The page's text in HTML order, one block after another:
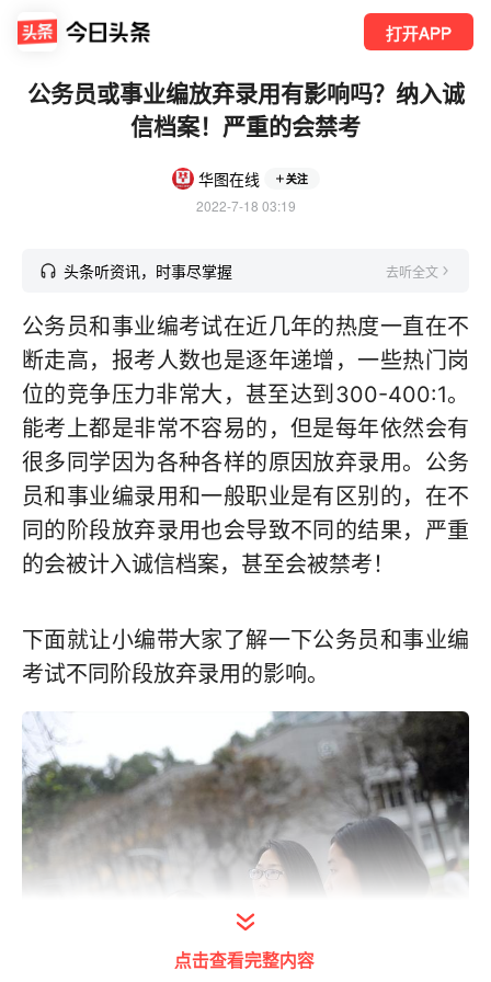
打开APP
公务员或事业编放弃录用有影响吗？纳入诚
信档案！严重的会禁考
华图在线 关注
2022-7-18 03:19
头条听资讯，时事尽掌握 去听全文
公务员和事业编考试在近几年的热度一直在不
断走高，报考人数也是逐年递增，一些热门岗
位的竞争压力非常大，甚至达到300-400:1。
能考上都是非常不容易的，但是每年依然会有
很多同学因为各种各样的原因放弃录用。公务
员和事业编录用和一般职业是有区别的，在不
同的阶段放弃录用也会导致不同的结果，严重
的会被计入诚信档案，甚至会被禁考！
下面就让小编带大家了解一下公务员和事业编
考试不同阶段放弃录用的影响。
点击查看完整内容